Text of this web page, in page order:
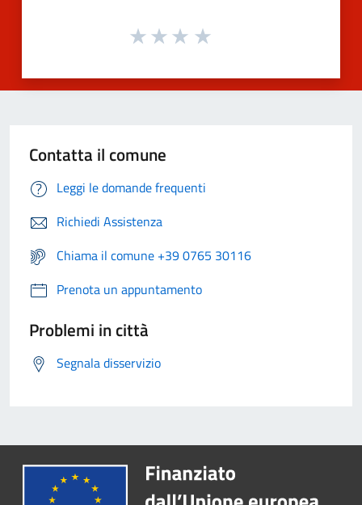
Contatta il comune
Leggi le domande frequenti
Richiedi Assistenza
Chiama il comune +39 0765 30116
Prenota un appuntamento
Problemi in città
Segnala disservizio